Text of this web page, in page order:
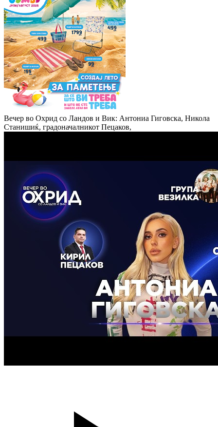
Вечер во Охрид со Ландов и Вик: Антониа Гиговска, Никола
Станишиќ, градоначалникот Пецаков,